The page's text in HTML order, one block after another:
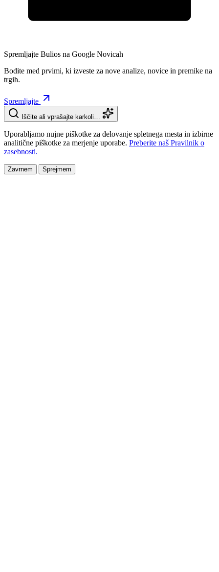
Spremljajte Bulios na Google Novicah
Bodite med prvimi, ki izveste za nove analize, novice in premike na
trgih.
Spremljajte
Iščite ali vprašajte karkoli…
Uporabljamo nujne piškotke za delovanje spletnega mesta in izbirne
analitične piškotke za merjenje uporabe. Preberite naš Pravilnik o
zasebnosti.
Zavrnem Sprejmem